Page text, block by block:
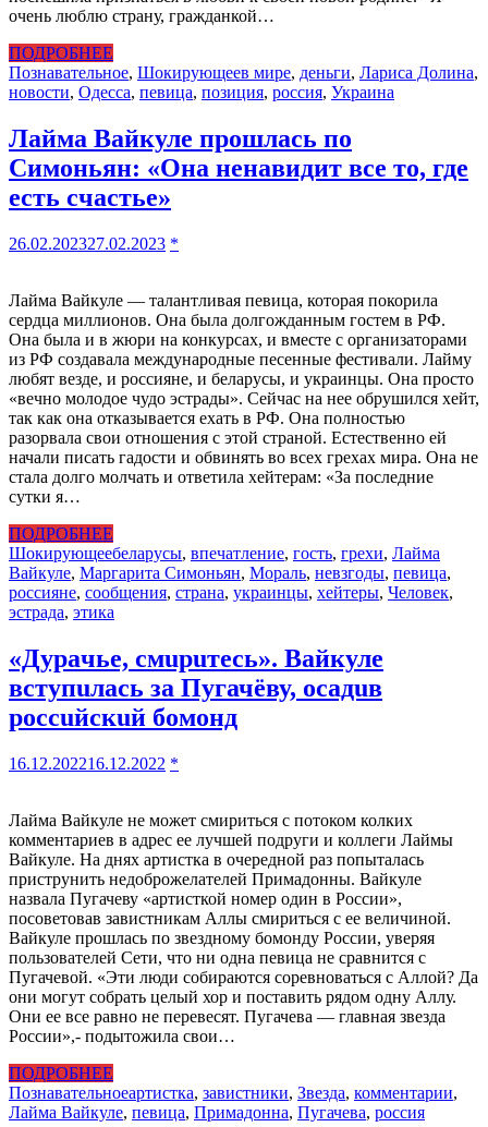
очень люблю страну, гражданкой…
ПОДРОБНЕЕ
Познавательное, Шокирующеев мире, деньги, Лариса Долина,
новости, Одесса, певица, позиция, россия, Украина
Лайма Вайкуле прошлась по
Симоньян: «Она ненавидит все то, где
есть счастье»
26.02.202327.02.2023 *
Лайма Вайкуле — талантливая певица, которая покорила
сердца миллионов. Она была долгожданным гостем в РФ.
Она была и в жюри на конкурсах, и вместе с организаторами
из РФ создавала международные песенные фестивали. Лайму
любят везде, и россияне, и беларусы, и украинцы. Она просто
«вечно молодое чудо эстрады». Сейчас на нее обрушился хейт,
так как она отказывается ехать в РФ. Она полностью
разорвала свои отношения с этой страной. Естественно ей
начали писать гадости и обвинять во всех грехах мира. Она не
стала долго молчать и ответила хейтерам: «За последние
сутки я…
ПОДРОБНЕЕ
Шокирующеебеларусы, впечатление, гость, грехи, Лайма
Вайкуле, Маргарита Симоньян, Мораль, невзгоды, певица,
россияне, сообщения, страна, украинцы, хейтеры, Человек,
эстрада, этика
«Дypaчье, смuрuтесь». Вайкуле
вступuлась за Пугачёву, осадuв
россuйскuй бомонд
16.12.202216.12.2022 *
Лайма Вайкуле не может смириться с потоком колких
комментариев в адрес ее лучшей подруги и коллеги Лаймы
Вайкуле. На днях артистка в очередной раз попыталась
приструнить недоброжелателей Примадонны. Вайкуле
назвала Пугачеву «артисткой номер один в России»,
посоветовав завистникам Аллы смириться с ее величиной.
Вайкуле прошлась по звездному бомонду России, уверяя
пользователей Сети, что ни одна певица не сравнится с
Пугачевой. «Эти люди собираются соревноваться с Аллой? Да
они могут собрать целый хор и поставить рядом одну Аллу.
Они ее все равно не перевесят. Пугачева — главная звезда
России»,- подытожила свои…
ПОДРОБНЕЕ
Познавательноеартистка, завистники, Звезда, комментарии,
Лайма Вайкуле, певица, Примадонна, Пугачева, россия